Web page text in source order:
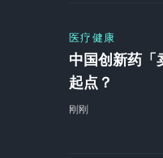
医疗健康
中国创新药「
起点？
刚刚